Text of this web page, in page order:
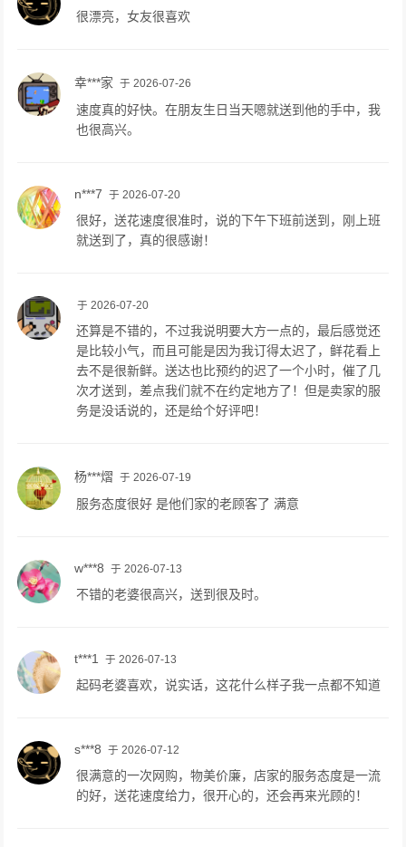
很漂亮，女友很喜欢
幸***家 于 2026-07-26
速度真的好快。在朋友生日当天嗯就送到他的手中，我
也很高兴。
n***7 于 2026-07-20
很好，送花速度很准时，说的下午下班前送到，刚上班
就送到了，真的很感谢！
于 2026-07-20
还算是不错的，不过我说明要大方一点的，最后感觉还
是比较小气，而且可能是因为我订得太迟了，鲜花看上
去不是很新鲜。送达也比预约的迟了一个小时，催了几
次才送到，差点我们就不在约定地方了！但是卖家的服
务是没话说的，还是给个好评吧！
杨***熠 于 2026-07-19
服务态度很好 是他们家的老顾客了 满意
w***8 于 2026-07-13
不错的老婆很高兴，送到很及时。
t***1 于 2026-07-13
起码老婆喜欢，说实话，这花什么样子我一点都不知道
s***8 于 2026-07-12
很满意的一次网购，物美价廉，店家的服务态度是一流
的好，送花速度给力，很开心的，还会再来光顾的！